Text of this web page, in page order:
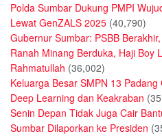
Polda Sumbar Dukung PMPI
Lewat GenZALS 2025 (40,790)
Gubernur Sumbar: PSBB
Ranah Minang Berduka, Haji Boy
Rahmatullah (36,002)
Keluarga Besar SMPN 13
Deep Learning dan Keakraban
Senin Depan Tidak Juga Cair
Sumbar Dilaporkan ke Presiden